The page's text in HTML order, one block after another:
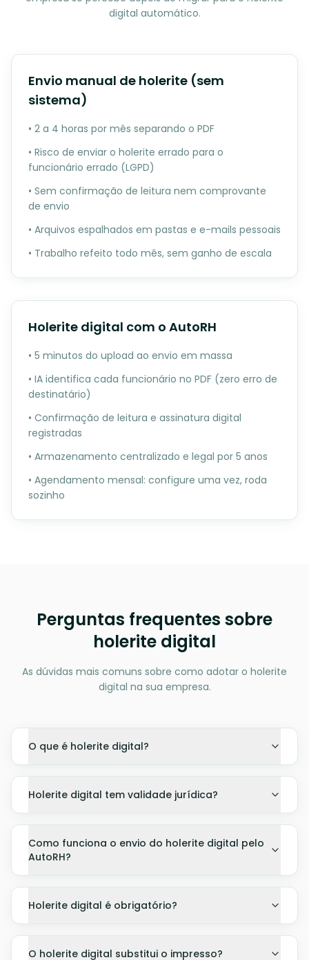
digital automático.
Envio manual de holerite (sem
sistema)
• 2 a 4 horas por mês separando o PDF
• Risco de enviar o holerite errado para o
funcionário errado (LGPD)
• Sem confirmação de leitura nem comprovante
de envio
• Arquivos espalhados em pastas e e-mails pessoais
• Trabalho refeito todo mês, sem ganho de escala
Holerite digital com o AutoRH
• 5 minutos do upload ao envio em massa
• IA identifica cada funcionário no PDF (zero erro de
destinatário)
• Confirmação de leitura e assinatura digital
registradas
• Armazenamento centralizado e legal por 5 anos
• Agendamento mensal: configure uma vez, roda
sozinho
Perguntas frequentes sobre
holerite digital
As dúvidas mais comuns sobre como adotar o holerite
digital na sua empresa.
O que é holerite digital?
Holerite digital tem validade jurídica?
Como funciona o envio do holerite digital pelo
AutoRH?
Holerite digital é obrigatório?
O holerite digital substitui o impresso?